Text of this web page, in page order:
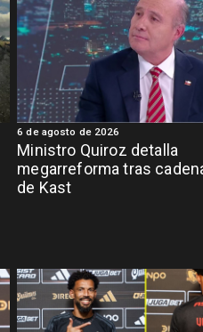
Ministro Quiroz detalla
megarreforma tras
de Kast
6 de agosto de 2026